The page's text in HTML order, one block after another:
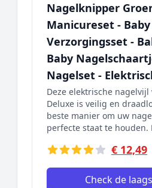
Nagelknipper
Manicureset - Baby
Verzorgingsset -
Baby
Nagelset -
Deze elektrische
Deluxe is veilig en
beste manier om uw
perfecte staat te houden.
€ 12,49
Check de